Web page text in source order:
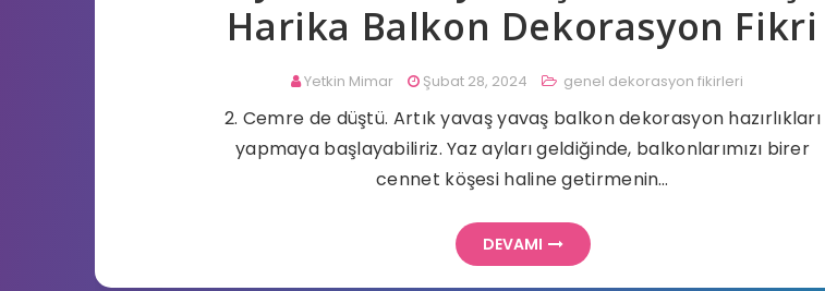
Harika Balkon Dekorasyon Fikri
Yetkin Mimar Şubat 28, 2024 genel dekorasyon fikirleri
2. Cemre de düştü. Artık yavaş yavaş balkon dekorasyon hazırlıkları
yapmaya başlayabiliriz. Yaz ayları geldiğinde, balkonlarımızı birer
cennet köşesi haline getirmenin…
DEVAMI